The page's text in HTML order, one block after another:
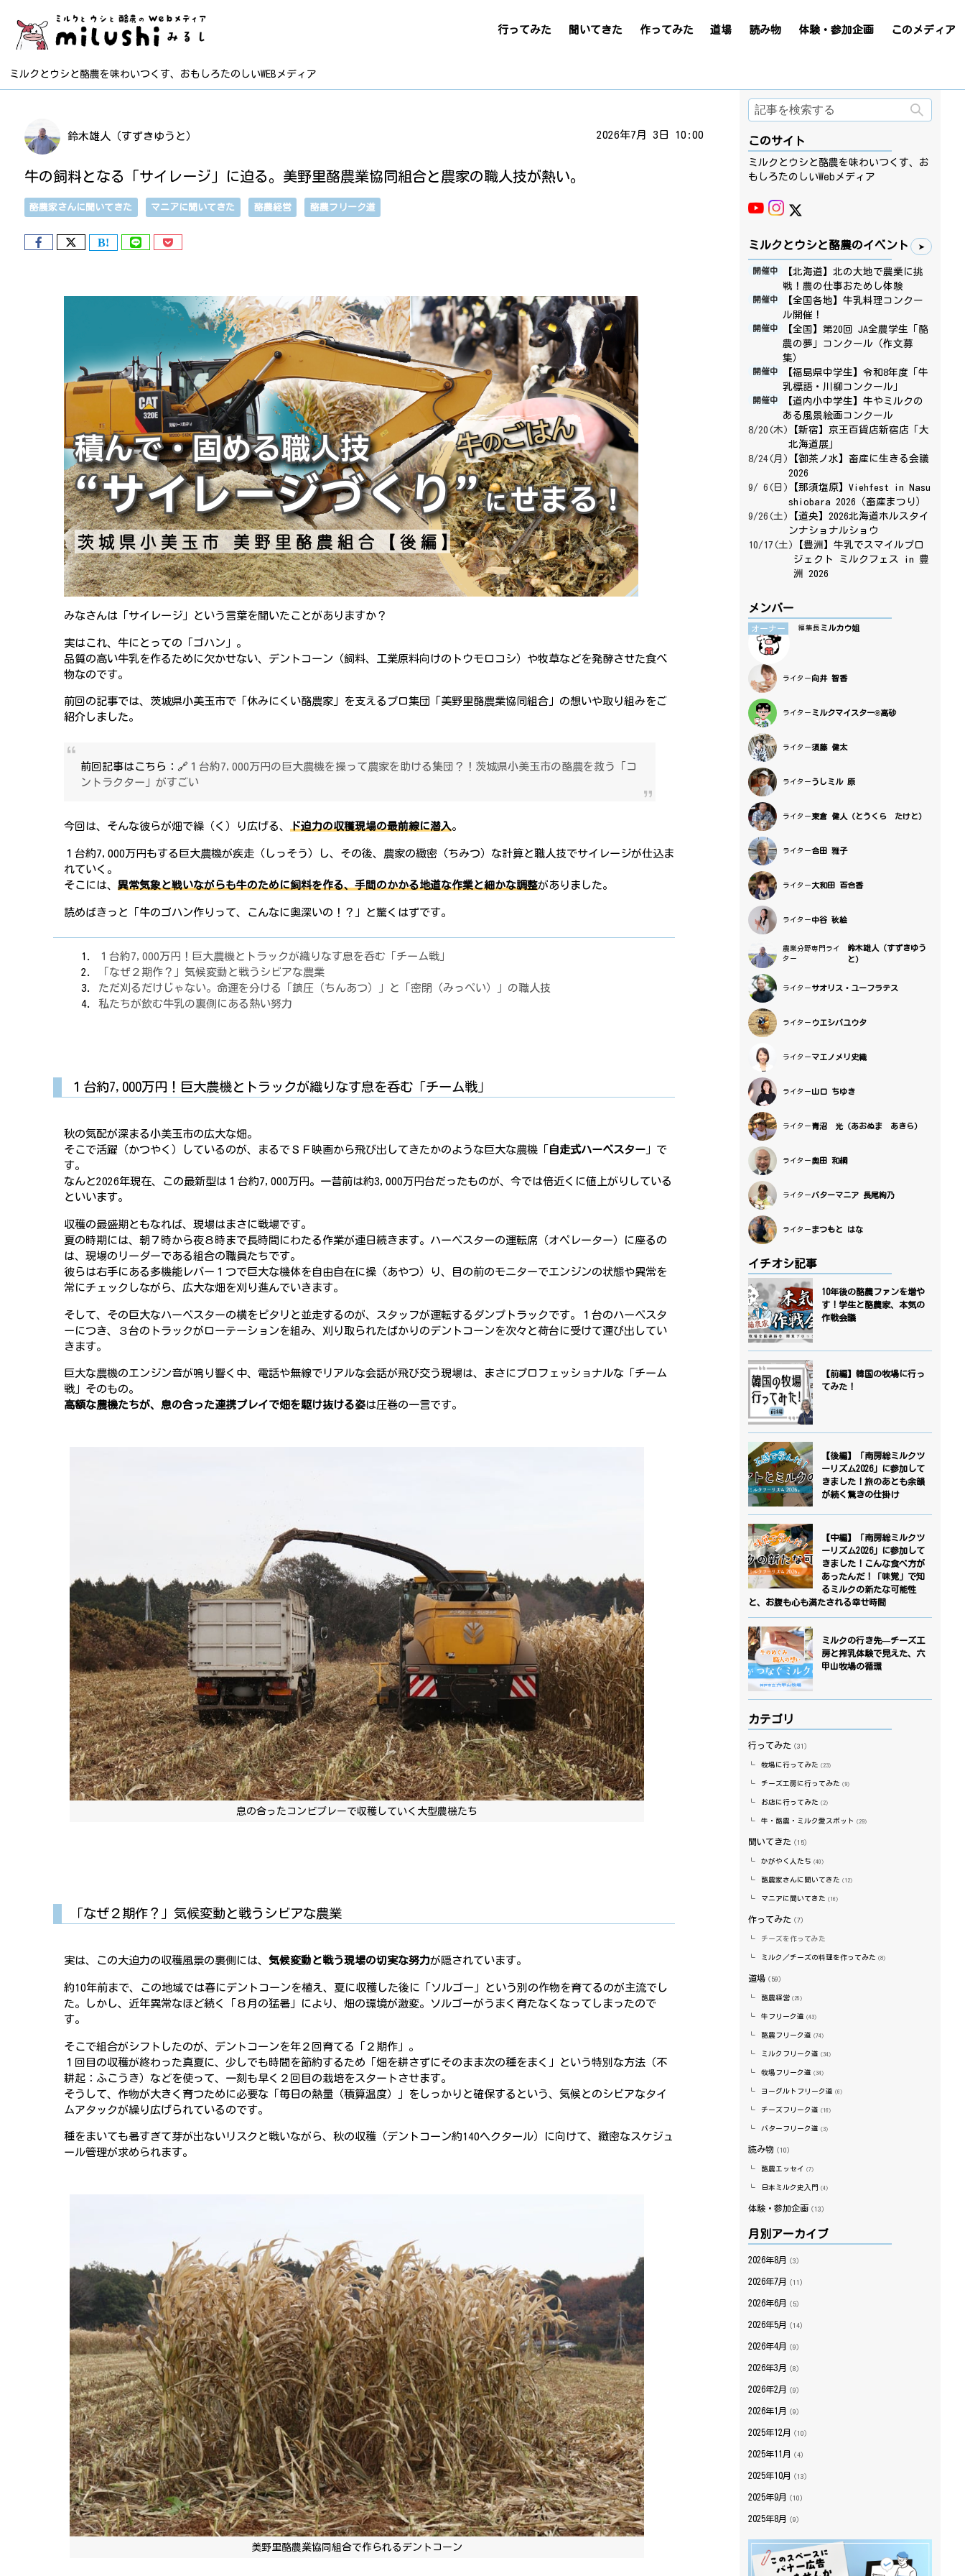
行ってみた 聞いてきた 作ってみた 道場 読み物 体験・参加企画 このメディア
ミルクとウシと酪農を味わいつくす、おもしろたのしいWEBメディア
鈴木雄人（すずきゆうと） 2026年7月 3日 10:00
牛の飼料となる「サイレージ」に迫る。美野里酪農業協同組合と農家の職人技が熱い。
酪農家さんに聞いてきた マニアに聞いてきた 酪農経営 酪農フリーク道
みなさんは「サイレージ」という言葉を聞いたことがありますか？
実はこれ、牛にとっての「ゴハン」。
品質の高い牛乳を作るために欠かせない、デントコーン（飼料、工業原料向けのトウモロコシ）や牧草などを発酵させた食べ
物なのです。
前回の記事では、茨城県小美玉市で「休みにくい酪農家」を支えるプロ集団「美野里酪農業協同組合」の想いや取り組みをご
紹介しました。
前回記事はこちら：🔗 １台約7,000万円の巨大農機を操って農家を助ける集団？！茨城県小美玉市の酪農を救う「コ
ントラクター」がすごい
今回は、そんな彼らが畑で繰（く）り広げる、 ド迫力の収穫現場の最前線に潜入 。
１台約7,000万円もする巨大農機が疾走（しっそう）し、その後、農家の緻密（ちみつ）な計算と職人技でサイレージが仕込ま
れていく。
そこには、異常気象と戦いながらも牛のために飼料を作る、手間のかかる地道な作業と細かな調整がありました。
読めばきっと「牛のゴハン作りって、こんなに奥深いの！？」と驚くはずです。
１台約7,000万円！巨大農機とトラックが織りなす息を呑む「チーム戦」
「なぜ２期作？」気候変動と戦うシビアな農業
ただ刈るだけじゃない。命運を分ける「鎮圧（ちんあつ）」と「密閉（みっぺい）」の職人技
私たちが飲む牛乳の裏側にある熱い努力
１台約7,000万円！巨大農機とトラックが織りなす息を呑む「チーム戦」
秋の気配が深まる小美玉市の広大な畑。
そこで活躍（かつやく）しているのが、まるでＳＦ映画から飛び出してきたかのような巨大な農機「
自走式ハーベスター 」で
す。
なんと2026年現在、この最新型は１台約7,000万円。一昔前は約3,000万円台だったものが、今では倍近くに値上がりしている
といいます。
収穫の最盛期ともなれば、現場はまさに戦場です。
夏の時期には、朝７時から夜８時まで長時間にわたる作業が連日続きます。ハーベスターの運転席（オペレーター）に座るの
は、現場のリーダーである組合の職員たちです。
彼らは右手にある多機能レバー１つで巨大な機体を自由自在に操（あやつ）り、目の前のモニターでエンジンの状態や異常を
常にチェックしながら、広大な畑を刈り進んでいきます。
そして、その巨大なハーベスターの横をピタリと並走するのが、スタッフが運転するダンプトラックです。１台のハーベスタ
ーにつき、３台のトラックがローテーションを組み、刈り取られたばかりのデントコーンを次々と荷台に受けて運び出してい
きます。
巨大な農機のエンジン音が鳴り響く中、電話や無線でリアルな会話が飛び交う現場は、まさにプロフェッショナルな「チーム
戦」そのもの。
高額な農機たちが、息の合った連携プレイで畑を駆け抜ける姿は圧巻の一言です。
息の合ったコンビプレーで収穫していく大型農機たち
「なぜ２期作？」気候変動と戦うシビアな農業
実は、この大迫力の収穫風景の裏側には、気候変動と戦う現場の切実な努力が隠されています。
約10年前まで、この地域では春にデントコーンを植え、夏に収穫した後に「ソルゴー」という別の作物を育てるのが主流でし
た。しかし、近年異常なほど続く「８月の猛暑」により、畑の環境が激変。ソルゴーがうまく育たなくなってしまったので
す。
そこで組合がシフトしたのが、デントコーンを年２回育てる「２期作」。
１回目の収穫が終わった真夏に、少しでも時間を節約するため「畑を耕さずにそのまま次の種をまく」という特別な方法（不
耕起：ふこうき）などを使って、一刻も早く２回目の栽培をスタートさせます。
そうして、作物が大きく育つために必要な「毎日の熱量（積算温度）」をしっかりと確保するという、気候とのシビアなタイ
ムアタックが繰り広げられているのです。
種をまいても暑すぎて芽が出ないリスクと戦いながら、秋の収穫（デントコーン約140ヘクタール）に向けて、緻密なスケジュ
ール管理が求められます。
美野里酪農業協同組合で作られるデントコーン
このサイト
ミルクとウシと酪農を味わいつくす、お
もしろたのしいWebメディア
ミルクとウシと酪農のイベント
開催中
【北海道】北の大地で農業に挑
戦！農の仕事おためし体験
開催中
【全国各地】牛乳料理コンクー
ル開催！
開催中
【全国】第20回 JA全農学生「酪
農の夢」コンクール（作文募
集）
開催中
【福島県中学生】令和8年度「牛
乳標語・川柳コンクール」
開催中
【道内小中学生】牛やミルクの
ある風景絵画コンクール
8/20(木)
【新宿】京王百貨店新宿店「大
北海道展」
8/24(月)
【御茶ノ水】畜産に生きる会議
2026
9/ 6(日)
【那須塩原】Viehfest in Nasu
shiobara 2026（畜産まつり）
9/26(土)
【道央】2026北海道ホルスタイ
ンナショナルショウ
10/17(土)
【豊洲】牛乳でスマイルプロ
ジェクト ミルクフェス in 豊
洲 2026
メンバー
オーナー 編集長 ミルカウ姐
ライター 向井 智香
ライター ミルクマイスター®高砂
ライター須藤 健太
ライター うしミル 原
ライター 東倉 健人（とうくら たけと）
ライター合田 雅子
ライター 大和田 百合香
ライター 中谷 秋絵
農業分野専門ライ
ター
鈴木雄人（すずきゆう
と）
ライター サオリス・ユーフラテス
ライター ウエシバユウタ
ライター マエノメリ史織
ライター 山口 ちゆき
ライター 青沼 光（あおぬま あきら）
ライター 奥田 和綱
ライター バターマニア 長尾絢乃
ライター まつもと はな
イチオシ記事
10年後の酪農ファンを増や
す！学生と酪農家、本気の
作戦会議
【前編】韓国の牧場に行っ
てみた！
【後編】「南房総ミルクツ
ーリズム2026」に参加して
きました！旅のあとも余韻
が続く驚きの仕掛け
【中編】「南房総ミルクツ
ーリズム2026」に参加して
きました！こんな食べ方が
あったんだ！「味覚」で知
るミルクの新たな可能性
と、お腹も心も満たされる幸せ時間
ミルクの行き先—チーズ工
房と搾乳体験で見えた、六
甲山牧場の循環
カテゴリ
行ってみた（31）
牧場に行ってみた（23）
チーズ工房に行ってみた（9）
お店に行ってみた（2）
牛・酪農・ミルク愛スポット （29）
聞いてきた（15）
かがやく人たち（40）
酪農家さんに聞いてきた（12）
マニアに聞いてきた（16）
作ってみた（7）
チーズを作ってみた
ミルク／チーズの料理を作ってみた（8）
道場（59）
酪農経営（25）
牛フリーク道（43）
酪農フリーク道（74）
ミルクフリーク道（34）
牧場フリーク道（34）
ヨーグルトフリーク道（6）
チーズフリーク道（16）
バターフリーク道（3）
読み物（10）
酪農エッセイ （7）
日本ミルク史入門（4）
体験・参加企画（13）
月別アーカイブ
2026年8月 （3）
2026年7月 （11）
2026年6月 （5）
2026年5月 （14）
2026年4月 （9）
2026年3月 （8）
2026年2月 （9）
2026年1月 （9）
2025年12月 （10）
2025年11月 （4）
2025年10月 （13）
2025年9月 （10）
2025年8月 （9）